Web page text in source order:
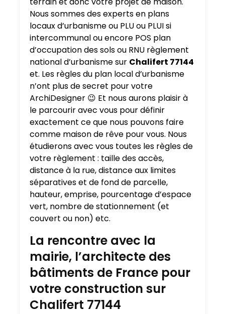
Nous sommes des experts en plans
locaux d’urbanisme ou PLU ou PLUI si
intercommunal ou encore POS plan
d’occupation des sols ou RNU règlement
national d’urbanisme sur Chalifert 77144
et. Les règles du plan local d’urbanisme
n’ont plus de secret pour votre
ArchiDesigner 😉 Et nous aurons plaisir à
le parcourir avec vous pour définir
exactement ce que nous pouvons faire
comme maison de rêve pour vous. Nous
étudierons avec vous toutes les règles de
votre règlement : taille des accès,
distance à la rue, distance aux limites
séparatives et de fond de parcelle,
hauteur, emprise, pourcentage d’espace
vert, nombre de stationnement (et
couvert ou non) etc.
La rencontre avec la
mairie, l’architecte des
bâtiments de France pour
votre construction sur
Chalifert 77144